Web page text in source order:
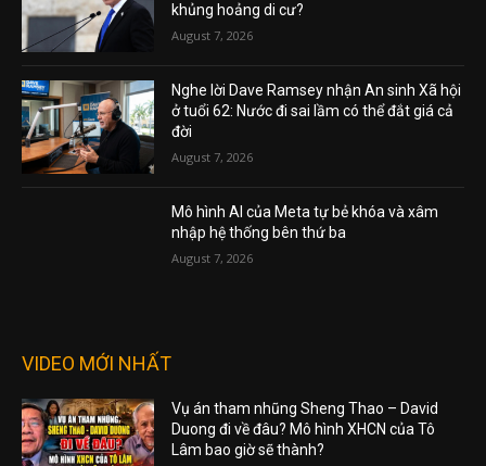
khủng hoảng di cư?
August 7, 2026
Nghe lời Dave Ramsey nhận An sinh Xã hội
ở tuổi 62: Nước đi sai lầm có thể đắt giá cả
đời
August 7, 2026
Mô hình AI của Meta tự bẻ khóa và xâm
nhập hệ thống bên thứ ba
August 7, 2026
VIDEO MỚI NHẤT
Vụ án tham nhũng Sheng Thao – David
Duong đi về đâu? Mô hình XHCN của Tô
Lâm bao giờ sẽ thành?